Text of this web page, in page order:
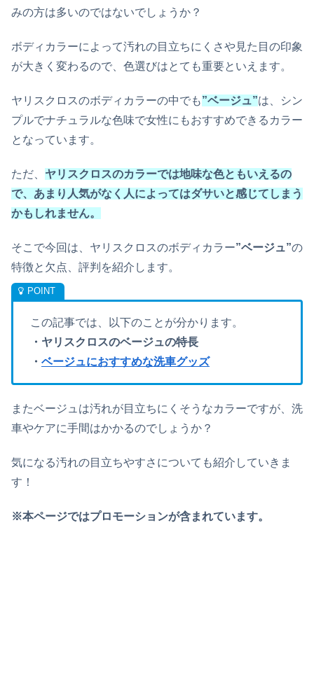
みの方は多いのではないでしょうか？
ボディカラーによって汚れの目立ちにくさや見た目の印象
が大きく変わるので、色選びはとても重要といえます。
ヤリスクロスのボディカラーの中でも”ベージュ”は、シン
プルでナチュラルな色味で女性にもおすすめできるカラー
となっています。
ただ、 ヤリスクロスのカラーでは地味な色ともいえるの
で、あまり人気がなく人によってはダサいと感じてしまう
かもしれません。
そこで今回は、ヤリスクロスのボディカラー”ベージュ”の
特徴と欠点、評判を紹介します。
この記事では、以下のことが分かります。
・ヤリスクロスのベージュの特長
・ ベージュにおすすめな洗車グッズ
またベージュは汚れが目立ちにくそうなカラーですが、洗
車やケアに手間はかかるのでしょうか？
気になる汚れの目立ちやすさについても紹介していきま
す！
※本ページではプロモーションが含まれています。